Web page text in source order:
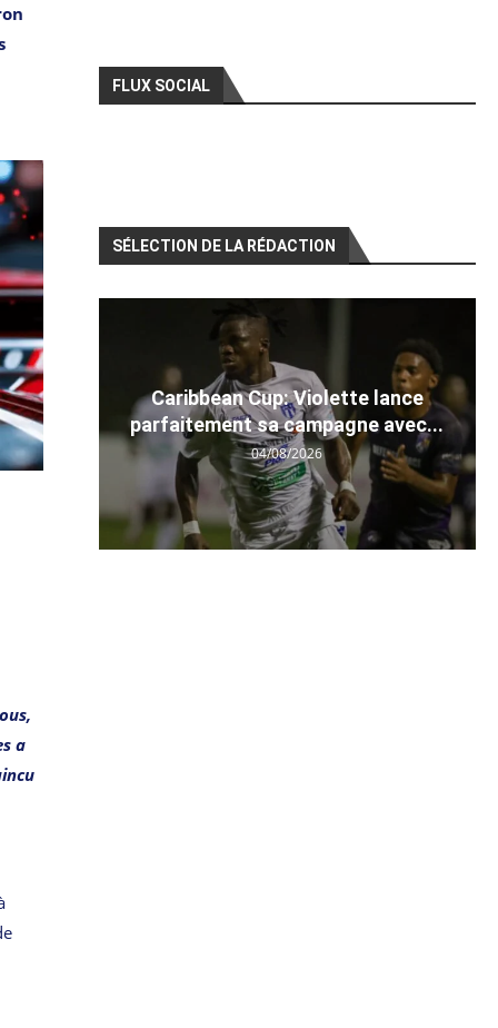
a
FLUX SOCIAL
SÉLECTION DE LA RÉDACTION
Caribbean Cup: Violette lance
parfaitement sa campagne avec...
04/08/2026